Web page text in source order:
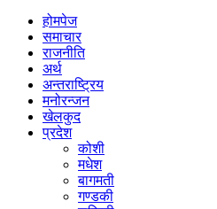
होमपेज
समाचार
राजनीति
अर्थ
अन्तराष्ट्रिय
मनोरन्जन
खेलकुद
प्रदेश
कोशी
मधेश
बागमती
गण्डकी